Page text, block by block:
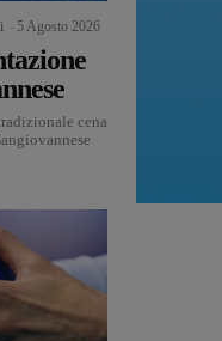
5 Agosto 2026
cena